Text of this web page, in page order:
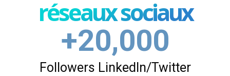
réseaux sociaux
+20,000
Followers LinkedIn/Twitter